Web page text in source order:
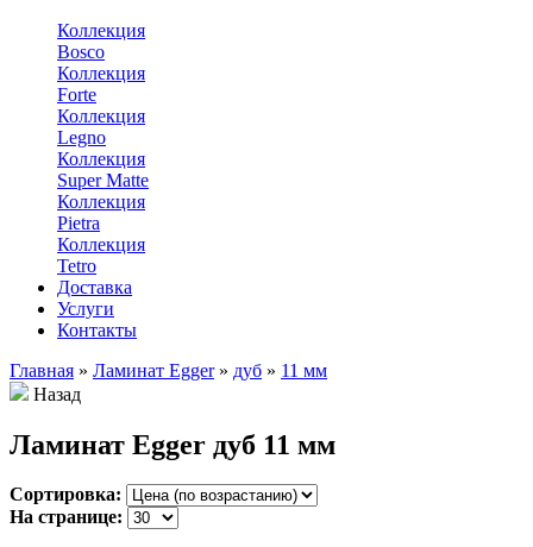
Коллекция
Bosco
Коллекция
Forte
Коллекция
Legno
Коллекция
Super Matte
Коллекция
Pietra
Коллекция
Tetro
Доставка
Услуги
Контакты
Главная » Ламинат Egger » дуб » 11 мм
Назад
Ламинат Egger дуб 11 мм
Сортировка:
На странице: